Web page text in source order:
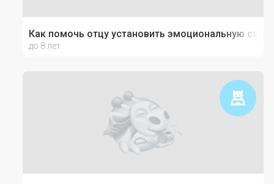
Как помочь отцу установить эмоциональную
до 8 лет